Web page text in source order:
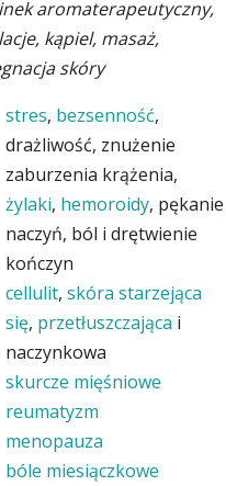
aromaterapeutyczny,
kąpiel, masaż,
skóry
stres, bezsenność,
drażliwość, znużenie
zaburzenia krążenia,
żylaki, hemoroidy, pękanie
naczyń, ból i drętwienie
kończyn
cellulit, skóra starzejąca
się, przetłuszczająca i
naczynkowa
skurcze mięśniowe
reumatyzm
menopauza
bóle miesiączkowe